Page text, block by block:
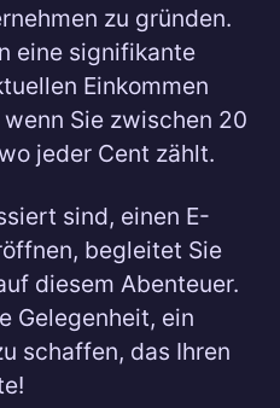
zu gründen.
eine signifikante
Einkommen
Sie zwischen 20
jeder Cent zählt.
sind, einen E-
begleitet Sie
diesem Abenteuer.
Gelegenheit, ein
schaffen, das Ihren